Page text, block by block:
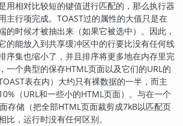
用相对比较短的键值进行匹配的，那么执行器
主行项完成。 TOAST过的属性的大值只是在
的时候才被抽出来（如果它被选中）。因此，
的能放入到共享缓冲区中的行要比没有任何线
序集也缩小了，并且排序将更多地在内存里完
一个典型的保存HTML页面以及它们的URL的
表在内）大约只有裸数据的一半，而主
（URL和一些小的HTML页面）。与在一个
存储（把全部HTML页面裁剪成7kB以匹配页
比，运行时没有任何区别。